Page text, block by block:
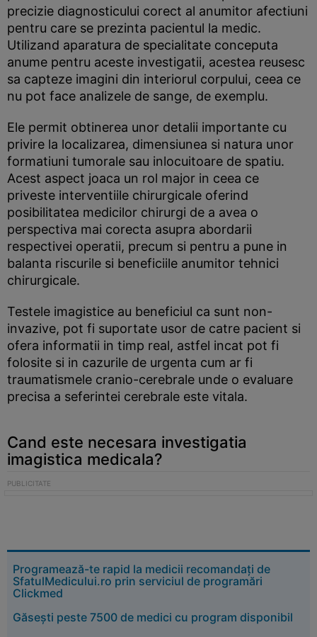
precizie diagnosticului corect al anumitor afectiuni
pentru care se prezinta pacientul la medic.
Utilizand aparatura de specialitate conceputa
anume pentru aceste investigatii, acestea reusesc
sa capteze imagini din interiorul corpului, ceea ce
nu pot face analizele de sange, de exemplu.
Ele permit obtinerea unor detalii importante cu
privire la localizarea, dimensiunea si natura unor
formatiuni tumorale sau inlocuitoare de spatiu.
Acest aspect joaca un rol major in ceea ce
priveste interventiile chirurgicale oferind
posibilitatea medicilor chirurgi de a avea o
perspectiva mai corecta asupra abordarii
respectivei operatii, precum si pentru a pune in
balanta riscurile si beneficiile anumitor tehnici
chirurgicale.
Testele imagistice au beneficiul ca sunt non-
invazive, pot fi suportate usor de catre pacient si
ofera informatii in timp real, astfel incat pot fi
folosite si in cazurile de urgenta cum ar fi
traumatismele cranio-cerebrale unde o evaluare
precisa a seferintei cerebrale este vitala.
Cand este necesara investigatia
imagistica medicala?
Programează-te rapid la medicii recomandați de
SfatulMedicului.ro prin serviciul de programări
Clickmed
Găsești peste 7500 de medici cu program disponibil